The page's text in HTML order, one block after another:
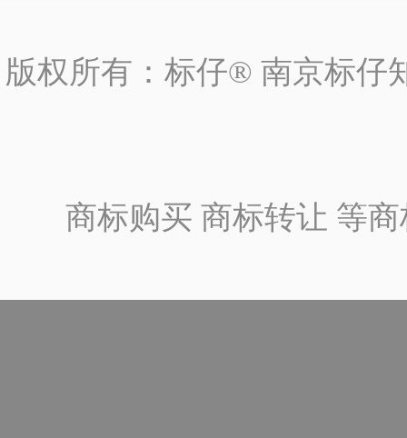
版权所有：标仔® 南京标仔
商标购买 商标转让 等